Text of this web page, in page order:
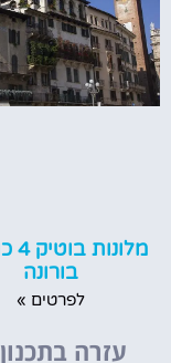
בורונה
לפרטים »
עזרה